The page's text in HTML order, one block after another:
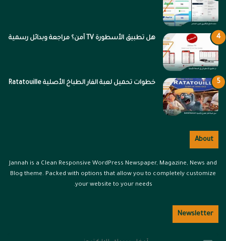
هل تطبيق الأسطورة TV آمن؟ مراجعة وبدائل رسمية
خطوات تحميل لعبة الفار الطباخ الأصلية Ratatouille
About
Jannah is a Clean Responsive WordPress Newspaper, Magazine, News and
Blog theme. Packed with options that allow you to completely customize
your website to your needs.
Newsletter